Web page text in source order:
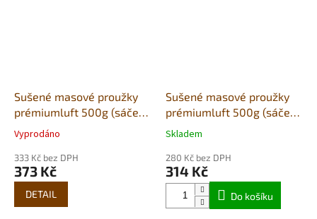
Sušené masové proužky
prémiumluft 500g (sáček)
- klokan
Průměrné
produktu
je
Vyprodáno
333 Kč bez DPH
373 Kč
DETAIL
Sušené masové proužky
prémiumluft 500g (sáček)
- konina
Průměrné
produktu
je
Skladem
280 Kč bez DPH
314 Kč
Do košíku